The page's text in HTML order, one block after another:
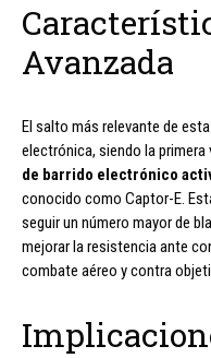
Avanzada
El salto más relevante de
electrónica, siendo la
de barrido electrónico
conocido como Captor-E.
seguir un número mayor de
mejorar la resistencia ante
combate aéreo y contra